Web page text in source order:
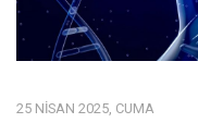
25 NISAN 2025, CUMA